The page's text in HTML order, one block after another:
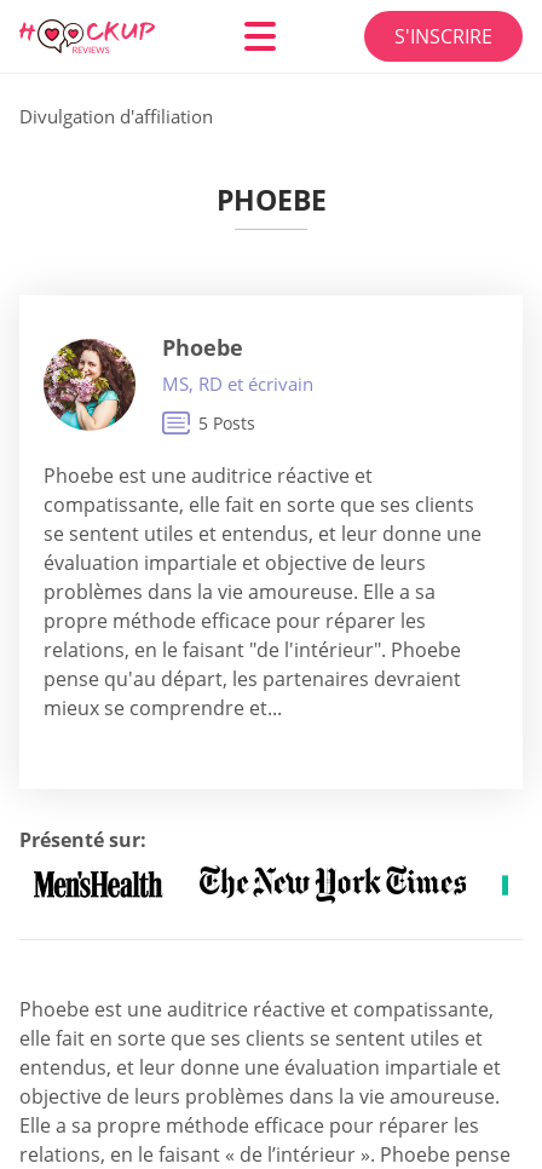
S'INSCRIRE
Divulgation d'affiliation
PHOEBE
Phoebe
MS, RD et écrivain
5 Posts
Phoebe est une auditrice réactive et
compatissante, elle fait en sorte que ses clients
se sentent utiles et entendus, et leur donne une
évaluation impartiale et objective de leurs
problèmes dans la vie amoureuse. Elle a sa
propre méthode efficace pour réparer les
relations, en le faisant "de l'intérieur". Phoebe
pense qu'au départ, les partenaires devraient
mieux se comprendre et...
Présenté sur:
Phoebe est une auditrice réactive et compatissante,
elle fait en sorte que ses clients se sentent utiles et
entendus, et leur donne une évaluation impartiale et
objective de leurs problèmes dans la vie amoureuse.
Elle a sa propre méthode efficace pour réparer les
relations, en le faisant « de l’intérieur ». Phoebe pense